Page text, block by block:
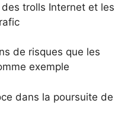
trolls Internet et les
de risques que les
exemple
dans la poursuite de